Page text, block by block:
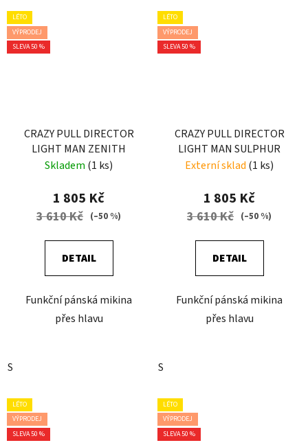
LÉTO
VÝPRODEJ
SLEVA 50 %
CRAZY PULL DIRECTOR
LIGHT MAN ZENITH
Skladem (1 ks)
1 805 Kč
3 610 Kč (–50 %)
DETAIL
Funkční pánská mikina
přes hlavu
S
LÉTO
VÝPRODEJ
SLEVA 50 %
CRAZY PULL DIRECTOR
LIGHT MAN SULPHUR
Externí sklad (1 ks)
1 805 Kč
3 610 Kč (–50 %)
DETAIL
Funkční pánská mikina
přes hlavu
S
LÉTO
VÝPRODEJ
SLEVA 50 %
LÉTO
VÝPRODEJ
SLEVA 50 %